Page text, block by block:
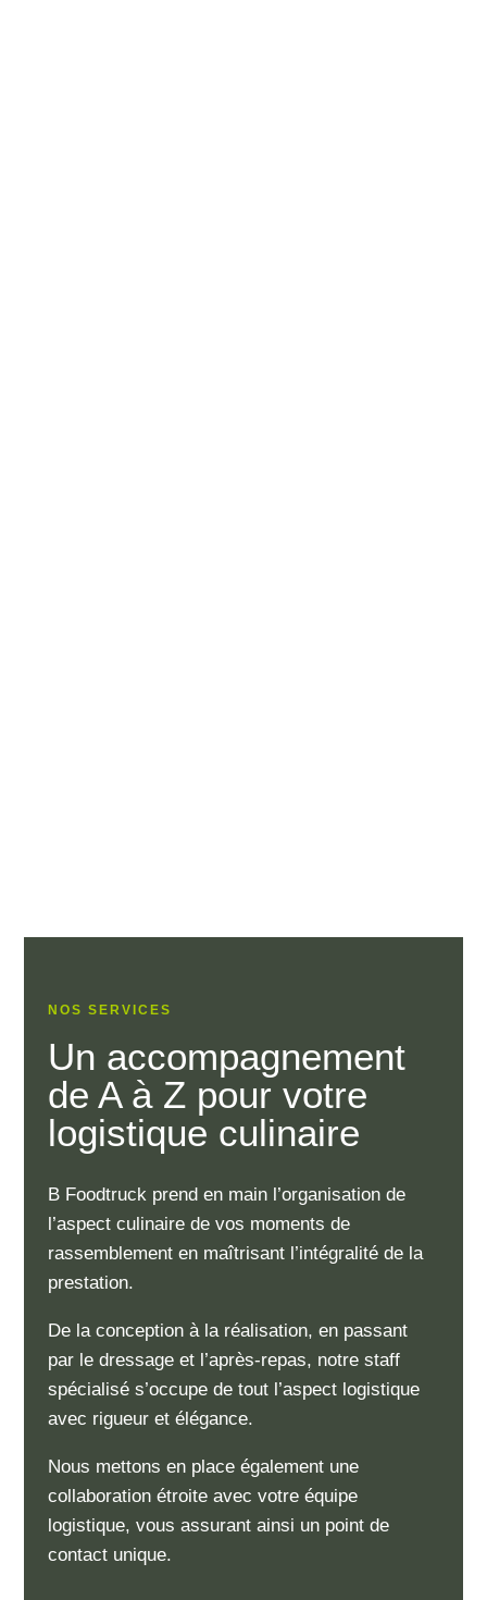
NOS SERVICES
Un accompagnement
de A à Z pour votre
logistique culinaire
B Foodtruck prend en main l’organisation de
l’aspect culinaire de vos moments de
rassemblement en maîtrisant l’intégralité de la
prestation.
De la conception à la réalisation, en passant
par le dressage et l’après-repas, notre staff
spécialisé s’occupe de tout l’aspect logistique
avec rigueur et élégance.
Nous mettons en place également une
collaboration étroite avec votre équipe
logistique, vous assurant ainsi un point de
contact unique.